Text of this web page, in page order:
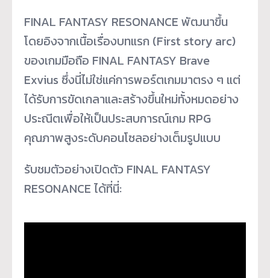
FINAL FANTASY RESONANCE พัฒนาขึ้น
โดยอิงจากเนื้อเรื่องบทแรก (First story arc)
ของเกมมือถือ FINAL FANTASY Brave
Exvius ซึ่งนี่ไม่ใช่แค่การพอร์ตเกมมาตรง ๆ แต่
ได้รับการขัดเกลาและสร้างขึ้นใหม่ทั้งหมดอย่าง
ประณีตเพื่อให้เป็นประสบการณ์เกม RPG
คุณภาพสูงระดับคอนโซลอย่างเต็มรูปแบบ
รับชมตัวอย่างเปิดตัว FINAL FANTASY
RESONANCE ได้ที่นี่: